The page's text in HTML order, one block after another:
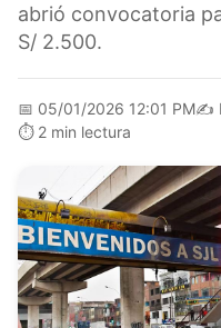
abrió convocatoria
S/ 2.500.
📅 05/01/2026 12:01 PM✍️
⏱️ 2 min lectura